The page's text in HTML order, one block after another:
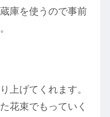
庫を使うので事前
上げてくれます。
花束でもっていく